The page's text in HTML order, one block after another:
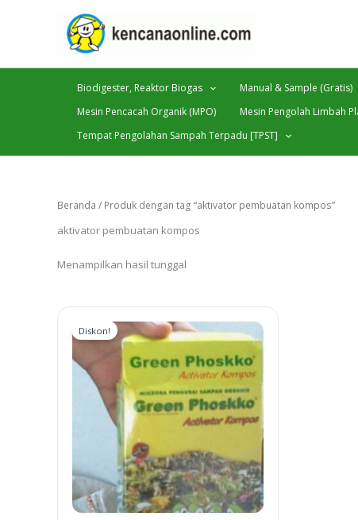
Biodigester, Reaktor Biogas Manual & Sample (Gratis)
Mesin Pencacah Organik (MPO)
Mesin Pengolah Limbah
Tempat Pengolahan Sampah Terpadu [TPST]
Beranda / Produk dengan tag “aktivator pembuatan kompos”
aktivator pembuatan kompos
Menampilkan hasil tunggal
Diskon!